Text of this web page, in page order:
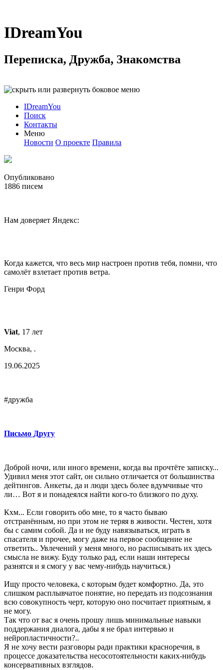
IDreamYou
Переписка, Дружба, Знакомства
IDreamYou
Поиск
Контакты
Меню
Новости О проекте Правила
Опубликовано
1886 писем
Нам доверяет Яндекс:
Когда кажется, что весь мир настроен против тебя, помни, что
самолёт взлетает против ветра.
Генри Форд
Viat, 17 лет
Москва, .
19.06.2025
#дружба
Письмо Другу
Доброй ночи, или иного времени, когда вы прочтёте записку...
Удивил меня этот сайт, он сильно отличается от большинства
дейтингов. Анкеты, да и люди здесь более вдумчивые что
ли… Вот я и понадеялся найти кого-то близкого по духу.
Кхм... Если говорить обо мне, то я часто бываю
отстранённым, но при этом не теряя в живости. Честен, хотя
бы с самим собой. Да и не буду навязываться, играть в
спасателя и прочее, могу даже на первое сообщение не
ответить.. Увлечений у меня много, но расписывать их здесь
смысла не вижу. Буду только рад, если наши интересы
разнятся и я смогу у вас чему-нибудь научиться.)
Ищу просто человека, с которым будет комфортно. Да, это
слишком расплывчатое понятие, но передать из подсознания
всю совокупность черт, которую оно посчитает приятным, я
не могу.
Так что от вас я очень прошу лишь минимальные навыки
поддержания диалога, дабы я не брал интервью и
нейропластичности?..
Я не хочу вести разговоры ради практики красноречия, в
процессе доказательства несосотоятельности каких-нибудь
консервативных взглядов.